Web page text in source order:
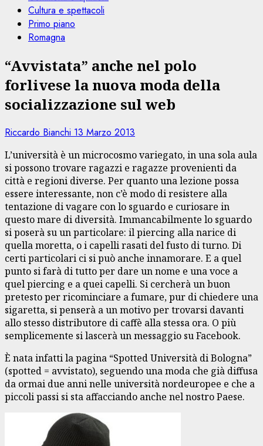
Cultura e spettacoli
Primo piano
Romagna
“Avvistata” anche nel polo
forlivese la nuova moda della
socializzazione sul web
Riccardo Bianchi 13 Marzo 2013
L’università è un microcosmo variegato, in una sola aula
si possono trovare ragazzi e ragazze provenienti da
città e regioni diverse. Per quanto una lezione possa
essere interessante, non c’è modo di resistere alla
tentazione di vagare con lo sguardo e curiosare in
questo mare di diversità. Immancabilmente lo sguardo
si poserà su un particolare: il piercing alla narice di
quella moretta, o i capelli rasati del fusto di turno. Di
certi particolari ci si può anche innamorare. E a quel
punto si farà di tutto per dare un nome e una voce a
quel piercing e a quei capelli. Si cercherà un buon
pretesto per ricominciare a fumare, pur di chiedere una
sigaretta, si penserà a un motivo per trovarsi davanti
allo stesso distributore di caffè alla stessa ora. O più
semplicemente si lascerà un messaggio su Facebook.
È nata infatti la pagina “Spotted Università di Bologna”
(spotted = avvistato), seguendo una moda che già diffusa
da ormai due anni nelle università nordeuropee e che a
piccoli passi si sta affacciando anche nel nostro Paese.